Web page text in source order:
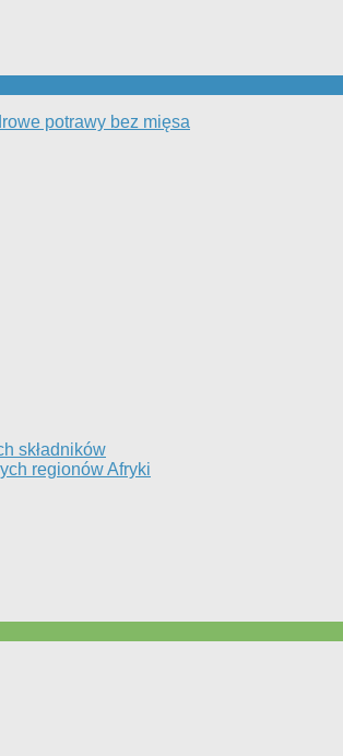
potrawy bez mięsa
składników
regionów Afryki